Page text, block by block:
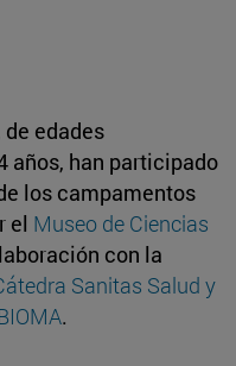
edades
años, han participado
los campamentos
el Museo de Ciencias
con la
Sanitas Salud y
.